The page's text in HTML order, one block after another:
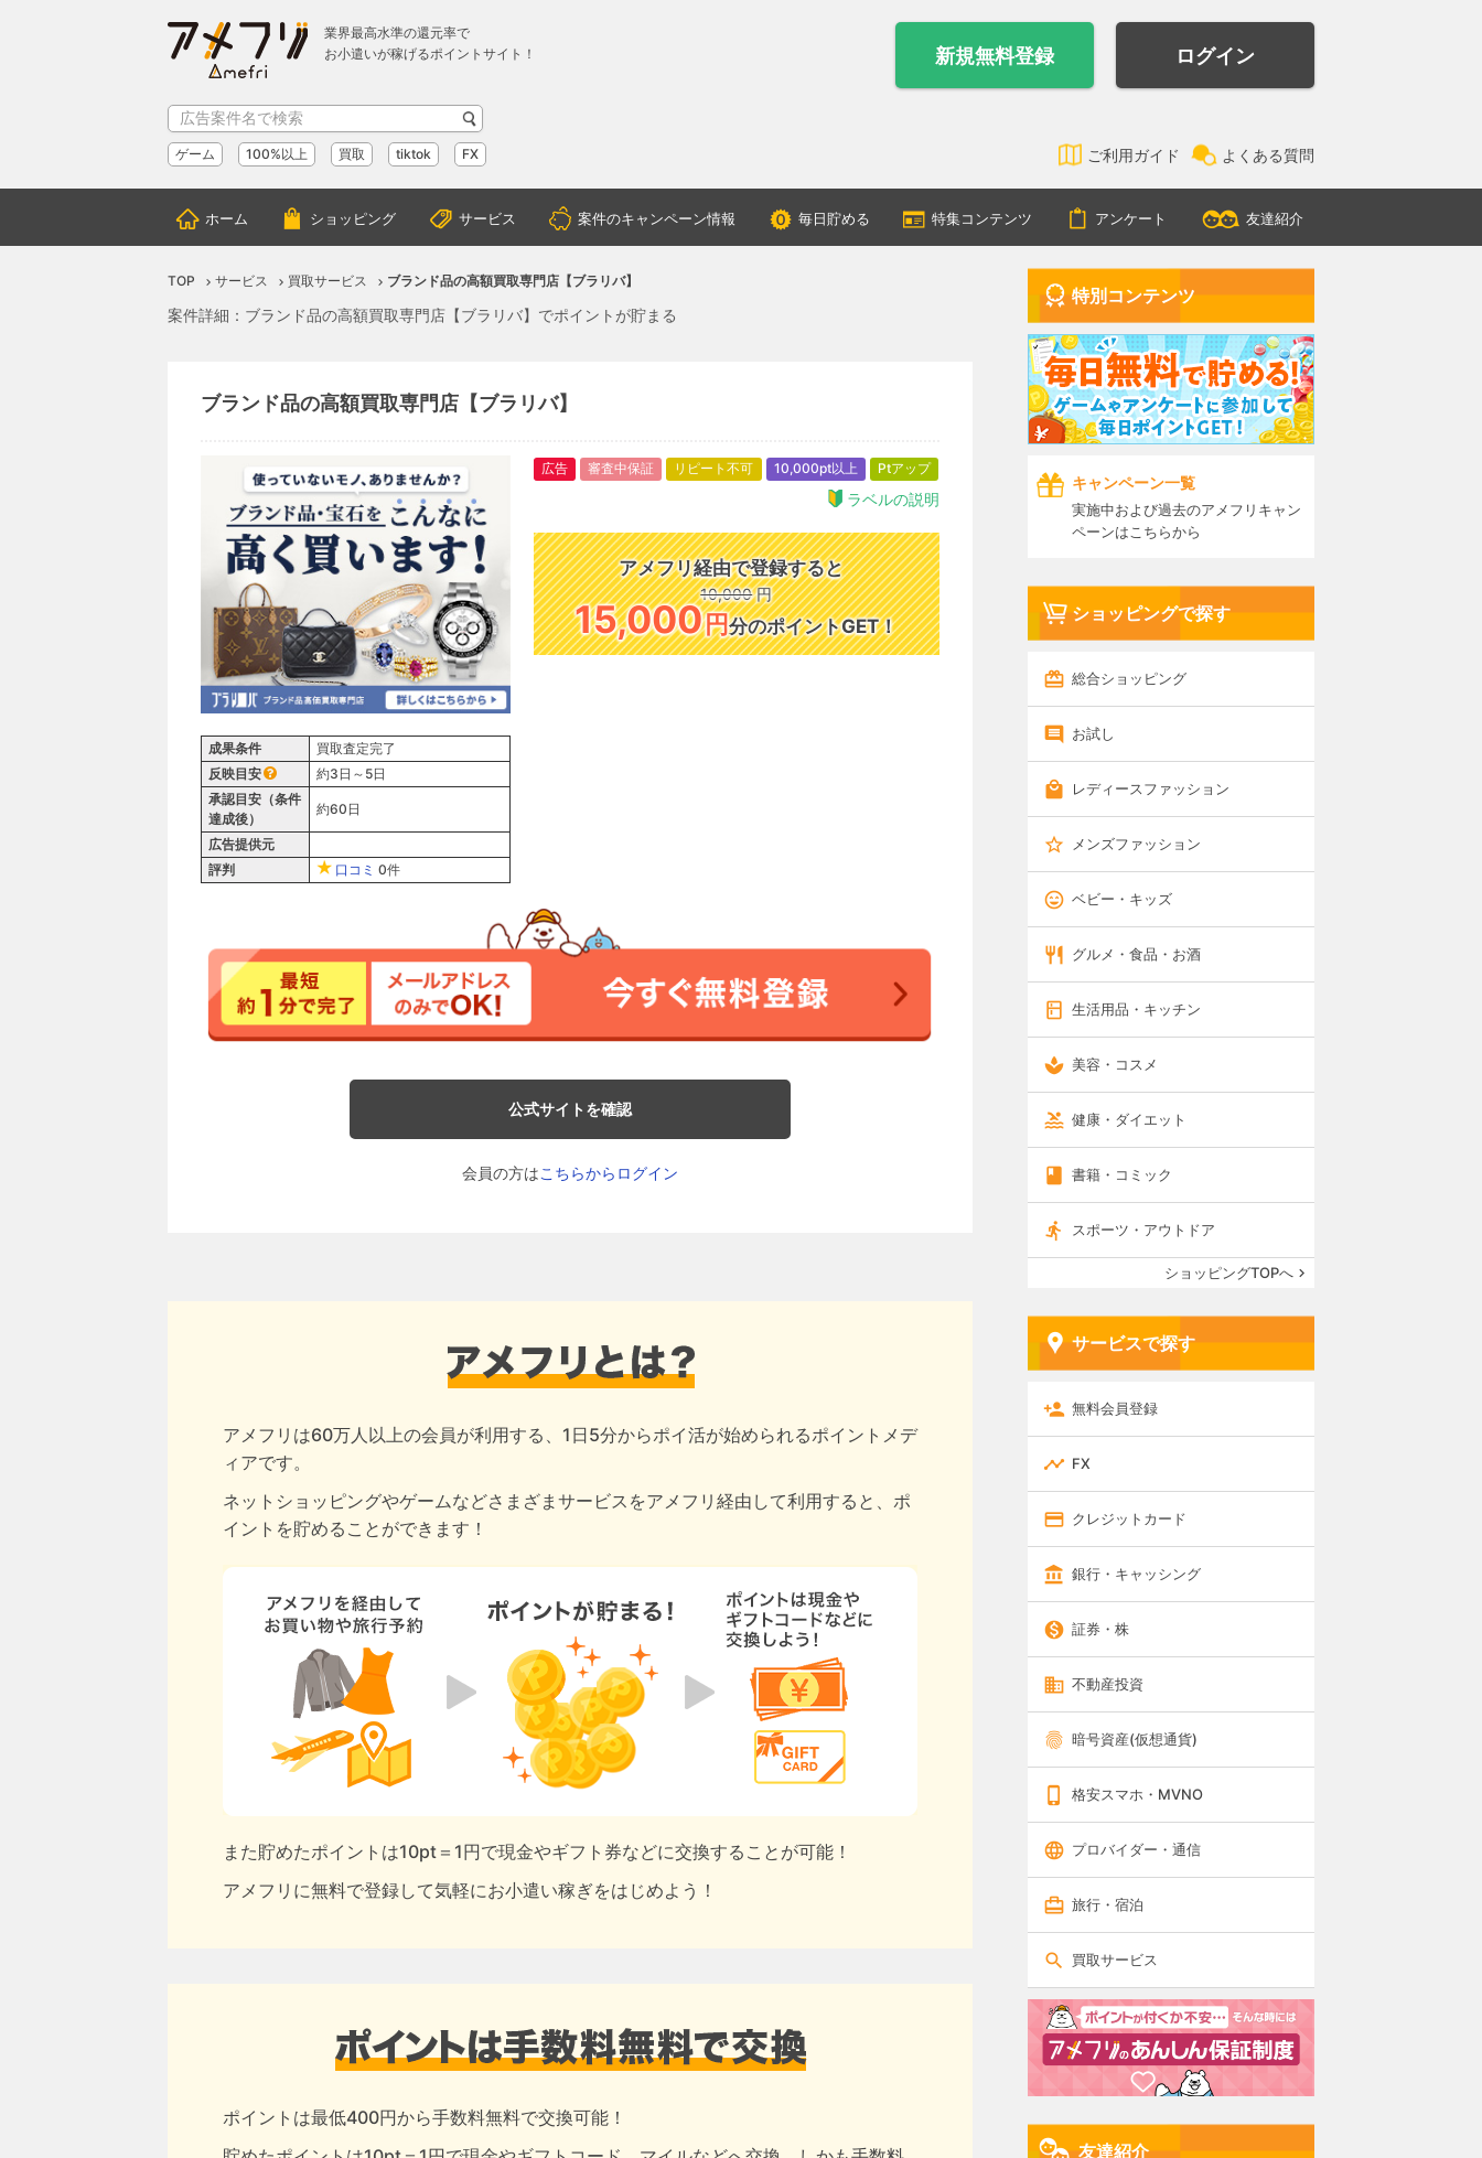
業界最高水準の還元率で
お小遣いが稼げるポイントサイト！
新規無料登録 ログイン
ゲーム 100%以上 買取 tiktok FX ご利用ガイド よくある質問
ホーム ショッピング サービス 案件のキャンペーン情報 毎日貯める 特集コンテンツ アンケート 友達紹介
TOP サービス 買取サービス ブランド品の高額買取専門店【ブラリバ】
案件詳細：ブランド品の高額買取専門店【ブラリバ】でポイントが貯まる
ブランド品の高額買取専門店【ブラリバ】
成果条件
買取査定完了
反映目安
約3日～5日
承認目安（条件
達成後）
約60日
広告提供元
評判
口コミ 0件
広告 審査中保証 リピート不可 10,000pt以上 Ptアップ
ラベルの説明
アメフリ経由で登録すると
10,000 円
15,000円分のポイントGET！
公式サイトを確認
会員の方はこちらからログイン
アメフリは60万人以上の会員が利用する、1日5分からポイ活が始められるポイントメデ
ィアです。
ネットショッピングやゲームなどさまざまサービスをアメフリ経由して利用すると、ポ
イントを貯めることができます！
また貯めたポイントは10pt＝1円で現金やギフト券などに交換することが可能！
アメフリに無料で登録して気軽にお小遣い稼ぎをはじめよう！
ポイントは最低400円から手数料無料で交換可能！
特別コンテンツ
キャンペーン一覧
実施中および過去のアメフリキャン
ペーンはこちらから
ショッピングで探す
総合ショッピング
お試し
レディースファッション
メンズファッション
ベビー・キッズ
グルメ・食品・お酒
生活用品・キッチン
美容・コスメ
健康・ダイエット
書籍・コミック
スポーツ・アウトドア
ショッピングTOPへ
サービスで探す
無料会員登録
FX
クレジットカード
銀行・キャッシング
証券・株
不動産投資
暗号資産(仮想通貨)
格安スマホ・MVNO
プロバイダー・通信
旅行・宿泊
買取サービス
友達紹介